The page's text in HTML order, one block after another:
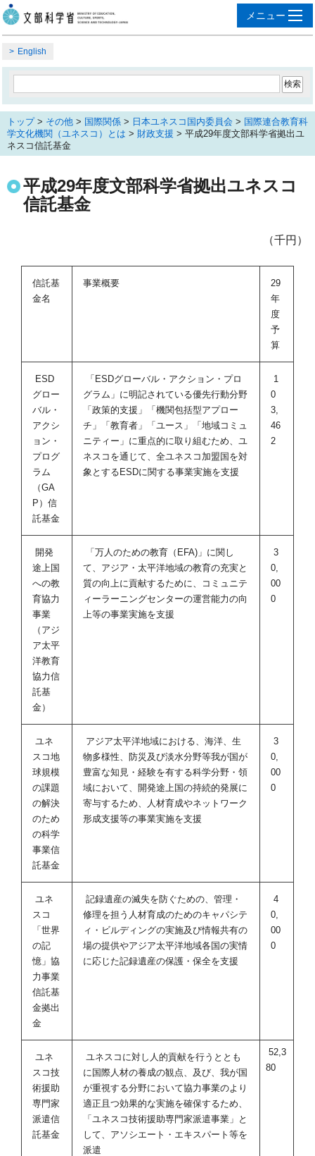
English
トップ> その他 > 国際関係 > 日本ユネスコ国内委員会 > 国際連合教育科
学文化機関（ユネスコ）とは > 財政支援 > 平成29年度文部科学省拠出ユ
ネスコ信託基金
平成29年度文部科学省拠出ユネスコ
信託基金
（千円）
信託基
金名
事業概要
29
年
度
予
算
ESD
グロー
バル・
アクシ
ョン・
プログ
ラム
（GA
P）信
託基金
「ESDグローバル・アクション・プロ
グラム」に明記されている優先行動分野
「政策的支援」「機関包括型アプロー
チ」「教育者」「ユース」「地域コミュ
ニティー」に重点的に取り組むため、ユ
ネスコを通じて、全ユネスコ加盟国を対
象とするESDに関する事業実施を支援
1
0
3,
46
2
開発
途上国
への教
育協力
事業
（アジ
ア太平
洋教育
協力信
託基
金）
「万人のための教育（EFA)」に関し
て、アジア・太平洋地域の教育の充実と
質の向上に貢献するために、コミュニテ
ィーラーニングセンターの運営能力の向
上等の事業実施を支援
3
0,
00
0
ユネ
スコ地
球規模
の課題
の解決
のため
の科学
事業信
託基金
アジア太平洋地域における、海洋、生
物多様性、防災及び淡水分野等我が国が
豊富な知見・経験を有する科学分野・領
域において、開発途上国の持続的発展に
寄与するため、人材育成やネットワーク
形成支援等の事業実施を支援
3
0,
00
0
ユネ
スコ
「世界
の記
憶」協
力事業
信託基
金拠出
金
記録遺産の滅失を防ぐための、管理・
修理を担う人材育成のためのキャパシテ
ィ・ビルディングの実施及び情報共有の
場の提供やアジア太平洋地域各国の実情
に応じた記録遺産の保護・保全を支援
4
0,
00
0
ユネ
スコ技
術援助
専門家
派遣信
託基金
ユネスコに対し人的貢献を行うととも
に国際人材の養成の観点、及び、我が国
が重視する分野において協力事業のより
適正且つ効果的な実施を確保するため、
「ユネスコ技術援助専門家派遣事業」と
して、アソシエート・エキスパート等を
派遣
52,3
80